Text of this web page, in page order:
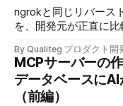
ngrokと同じリバース
を、開発元が正直に
By Qualiteg プロダクト開
MCPサーバーの
データベースに
（前編）